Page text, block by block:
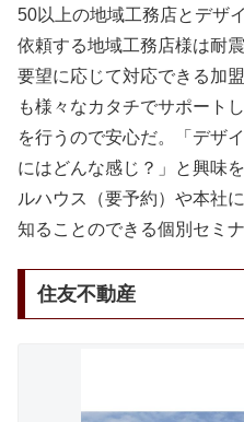
50以上の地域工務店とデザ
依頼する地域工務店様は耐
要望に応じて対応できる加
も様々なカタチでサポート
を行うので安心だ。「デザ
にはどんな感じ？」と興味
ルハウス（要予約）や本社
知ることのできる個別セミ
住友不動産